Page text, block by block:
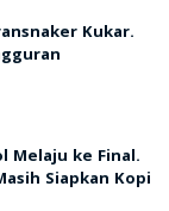
Kukar.
Melaju ke Final.
Siapkan Kopi